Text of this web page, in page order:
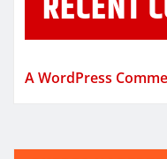
A WordPress